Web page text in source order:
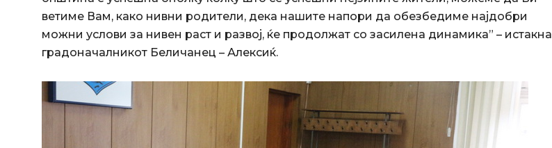
ветиме Вам, како нивни родители, дека нашите напори да обезбедиме најдобри
можни услови за нивен раст и развој, ќе продолжат со засилена динамика” – истакна
градоначалникот Беличанец – Алексиќ.